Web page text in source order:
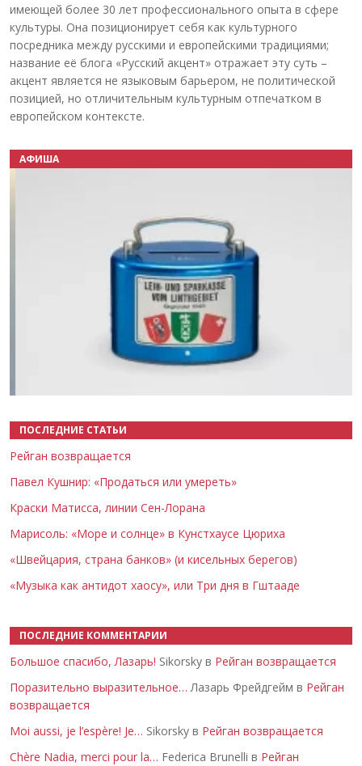
имеющей более 30 лет профессионального опыта в сфере
культуры. Она позиционирует себя как культурного
посредника между русскими и европейскими традициями;
название её блога «Русский акцент» отражает эту суть –
акцент является не языковым барьером, не политической
позицией, но отличительным культурным отпечатком в
европейском контексте.
АФИША
ПОСЛЕДНИЕ СТАТЬИ
Рейган возвращается
Павел Кушнир: «Продаться или умереть»
Краски Матисса, линии Сен-Лорана
Марисоль: «Море и солнце» в Кунстхаусе Цюриха
«Швейцария, страна банков» (и кисельных берегов)
«Музыка как антидот хаосу», или Три дня в Гштааде
ПОСЛЕДНИЕ КОММЕНТАРИИ
Большое спасибо, Лазарь! Sikorsky в Рейган возвращается
Поразительно выразительное… Лазарь Фрейдгейм в Рейган
возвращается
Moi aussi, je l’espère! Je… Sikorsky в Рейган возвращается
Chère Nadia, merci pour la… Federica Brunelli в Рейган